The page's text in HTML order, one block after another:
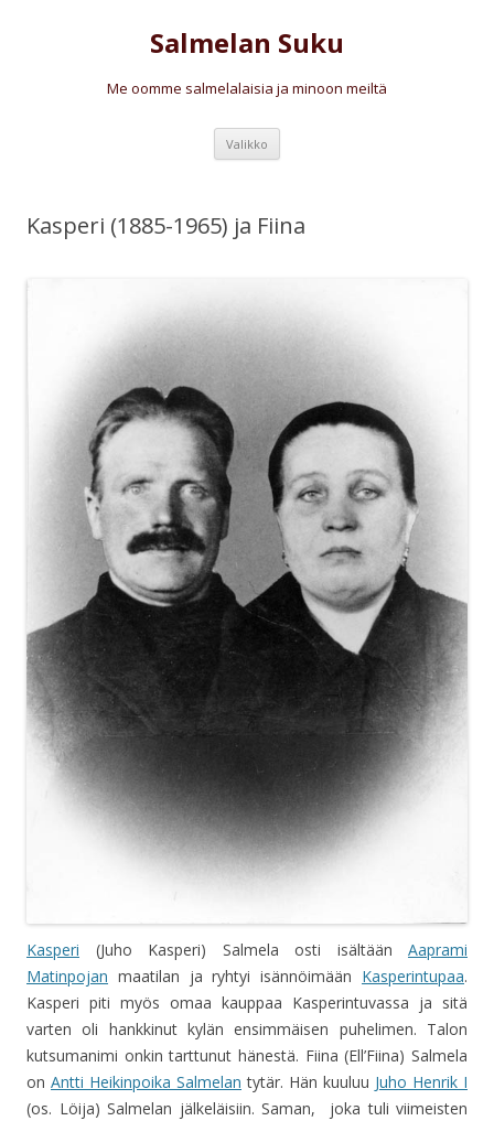
Salmelan Suku
Me oomme salmelalaisia ja minoon meiltä
Valikko
Kasperi (1885-1965) ja Fiina
Kasperi (Juho Kasperi) Salmela osti isältään Aaprami
Matinpojan maatilan ja ryhtyi isännöimään Kasperintupaa.
Kasperi piti myös omaa kauppaa Kasperintuvassa ja sitä
varten oli hankkinut kylän ensimmäisen puhelimen. Talon
kutsumanimi onkin tarttunut hänestä. Fiina (Ell’Fiina) Salmela
on Antti Heikinpoika Salmelan tytär. Hän kuuluu Juho Henrik I
(os. Löija) Salmelan jälkeläisiin. Saman, joka tuli viimeisten